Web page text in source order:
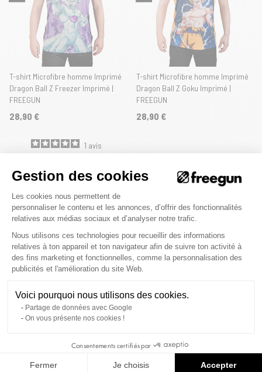
T-shirt Microfibre homme Imprimé
Dragon Ball Z Freezer Imprimé |
FREEGUN
28,90 €
1 avis
T-shirt Microfibre homme Imprimé
Dragon Ball Z Goku Imprimé |
FREEGUN
28,90 €
T-shirt Microfibre homme Imprimé
Naruto Shippuden Imprimé |
29,90 €
Gestion des cookies
Plateforme de Gestion du
Les cookies nous permettent de
personnaliser le contenu et les annonces, d’offrir des fonctionnalités
relatives aux médias sociaux et d’analyser notre trafic.
Nous utilisons ces technologies pour recueillir des informations
relatives à ton appareil et ton navigateur afin de suivre ton activité à
des fins marketing et fonctionnelles, comme la personnalisation des
publicités et l'amélioration du site Web.
Voici pourquoi nous utilisons des cookies.
Partage de données avec Google
On vous présente nos cookies !
Consentements certifiés par
Fermer Je choisis Accepter
Axeptio consent